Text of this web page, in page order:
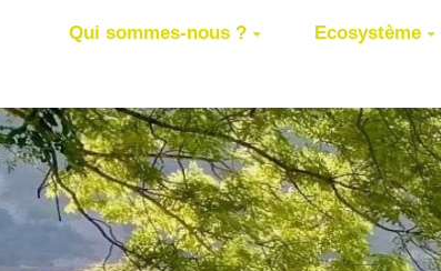
Qui sommes-nous ? Ecosystème